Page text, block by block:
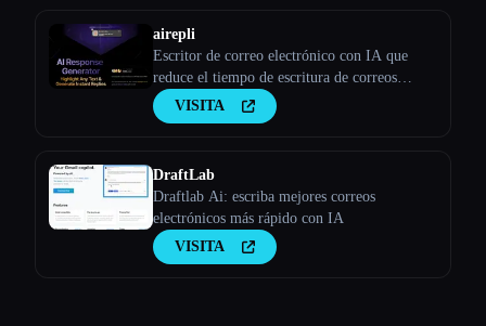
airepli
Escritor de correo electrónico con IA que
reduce el tiempo de escritura de correos
electrónicos en un 50%, resalta el correo
electrónico y genera respuestas instantáneas
VISITA
DraftLab
Draftlab Ai: escriba mejores correos
electrónicos más rápido con IA
VISITA